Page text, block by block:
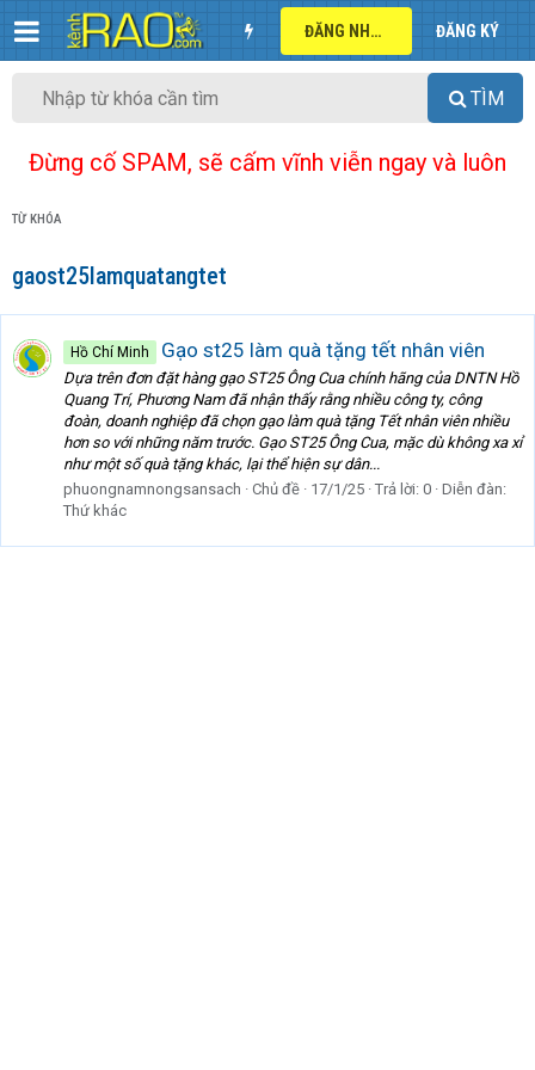
ĐĂNG NHẬP ĐĂNG KÝ
TÌM
Đừng cố SPAM, sẽ cấm vĩnh viễn ngay và luôn
TỪ KHÓA
gaost25lamquatangtet
Hồ Chí Minh Gạo st25 làm quà tặng tết nhân viên
Dựa trên đơn đặt hàng gạo ST25 Ông Cua chính hãng của DNTN Hồ
Quang Trí, Phương Nam đã nhận thấy rằng nhiều công ty, công
đoàn, doanh nghiệp đã chọn gạo làm quà tặng Tết nhân viên nhiều
hơn so với những năm trước. Gạo ST25 Ông Cua, mặc dù không xa xỉ
như một số quà tặng khác, lại thể hiện sự dân...
phuongnamnongsansach
Chủ đề 17/1/25 Trả lời: 0 Diễn đàn:
Thứ khác